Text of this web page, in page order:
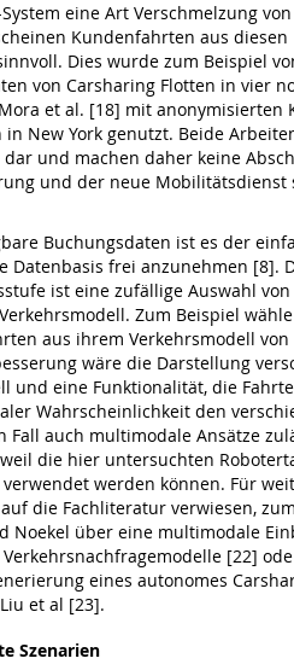
System eine Art Verschmelzung
Kundenfahrten aus diesen
Dies wurde zum Beispiel
von Carsharing Flotten in vier
et al. [18] mit anonymisierten
in New York genutzt. Beide
dar und machen daher keine
und der neue Mobilitätsdienst
Buchungsdaten ist es der
Datenbasis frei anzunehmen [8].
ist eine zufällige Auswahl
Zum Beispiel
aus ihrem Verkehrsmodell
wäre die Darstellung
und eine Funktionalität, die
Wahrscheinlichkeit den
Fall auch multimodale Ansätze
die hier untersuchten
verwendet werden können. Für
die Fachliteratur verwiesen,
Noekel über eine multimodale
[22]
eines autonomes
et al [23].
Szenarien